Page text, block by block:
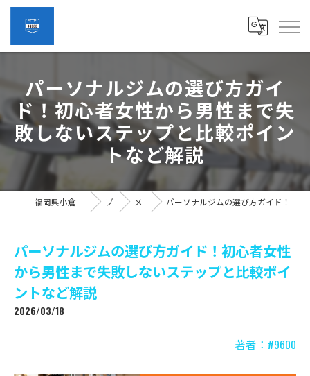
パーソナルジムの選び方ガイ
ド！初心者女性から男性まで失
敗しないステップと比較ポイン
トなど解説
ブログ メディア パーソナルジムの選び方ガイド！初心者女性から男性まで失敗しないステップと比較ポイントなど解説
パーソナルジムの選び方ガイド！初心者女性
から男性まで失敗しないステップと比較ポイ
ントなど解説
2026/03/18
著者：#9600